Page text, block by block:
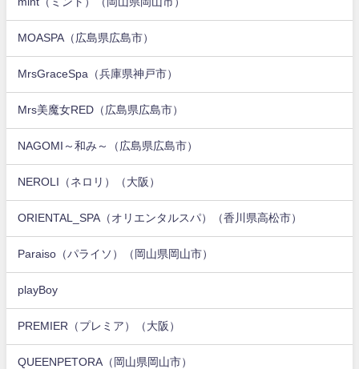
MOASPA（広島県広島市）
MrsGraceSpa（兵庫県神戸市）
Mrs美魔女RED（広島県広島市）
NAGOMI～和み～（広島県広島市）
NEROLI（ネロリ）（大阪）
ORIENTAL_SPA（オリエンタルスパ）（香川県高松市）
Paraiso（パライソ）（岡山県岡山市）
playBoy
PREMIER（プレミア）（大阪）
QUEENPETORA（岡山県岡山市）